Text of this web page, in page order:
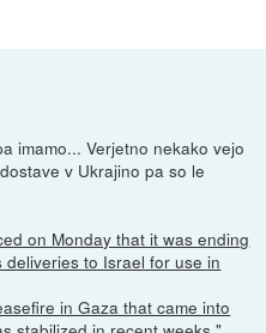
imamo... Verjetno nekako vejo
v Ukrajino pa so le
on Monday that it was ending
to Israel for use in
in Gaza that came into